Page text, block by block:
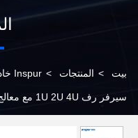
بيت > المنتجات > Inspur خادم GPU